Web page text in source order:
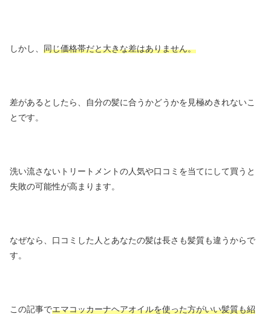
しかし、 同じ価格帯だと大きな差はありません。
差があるとしたら、自分の髪に合うかどうかを見極めきれないこ
とです。
洗い流さないトリートメントの人気や口コミを当てにして買うと
失敗の可能性が高まります。
なぜなら、口コミした人とあなたの髪は長さも髪質も違うからで
す。
この記事でエマコッカーナヘアオイルを使った方がいい髪質も紹